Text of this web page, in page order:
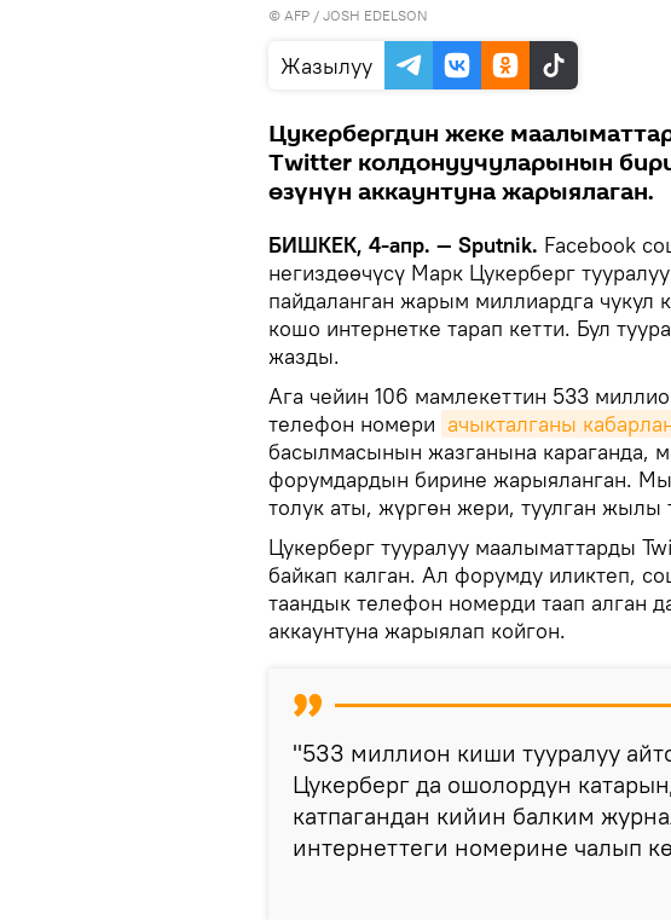
© AFP / JOSH EDELSON
Жазылуу
Цукербергдин жеке
Twitter колдонуучуларынын
өзүнүн аккаунтуна жарыялаган.
БИШКЕК, 4-апр. — Sputnik. Facebook
негиздөөчүсү Марк Цукерберг
пайдаланган жарым миллиардга
кошо интернетке тарап кетти. Бул
жазды.
Ага чейин 106 мамлекеттин 533
телефон номери ачыкталганы
басылмасынын жазганына караганда,
форумдардын бирине жарыяланган.
толук аты, жүргөн жери, туулган жылы
Цукерберг тууралуу маалыматтарды
байкап калган. Ал форумду иликтеп,
таандык телефон номерди таап алган
аккаунтуна жарыялап койгон.
​"533 миллион киши тууралуу
Цукерберг да ошолордун
катпагандан кийин балким
интернеттеги номерине чалып